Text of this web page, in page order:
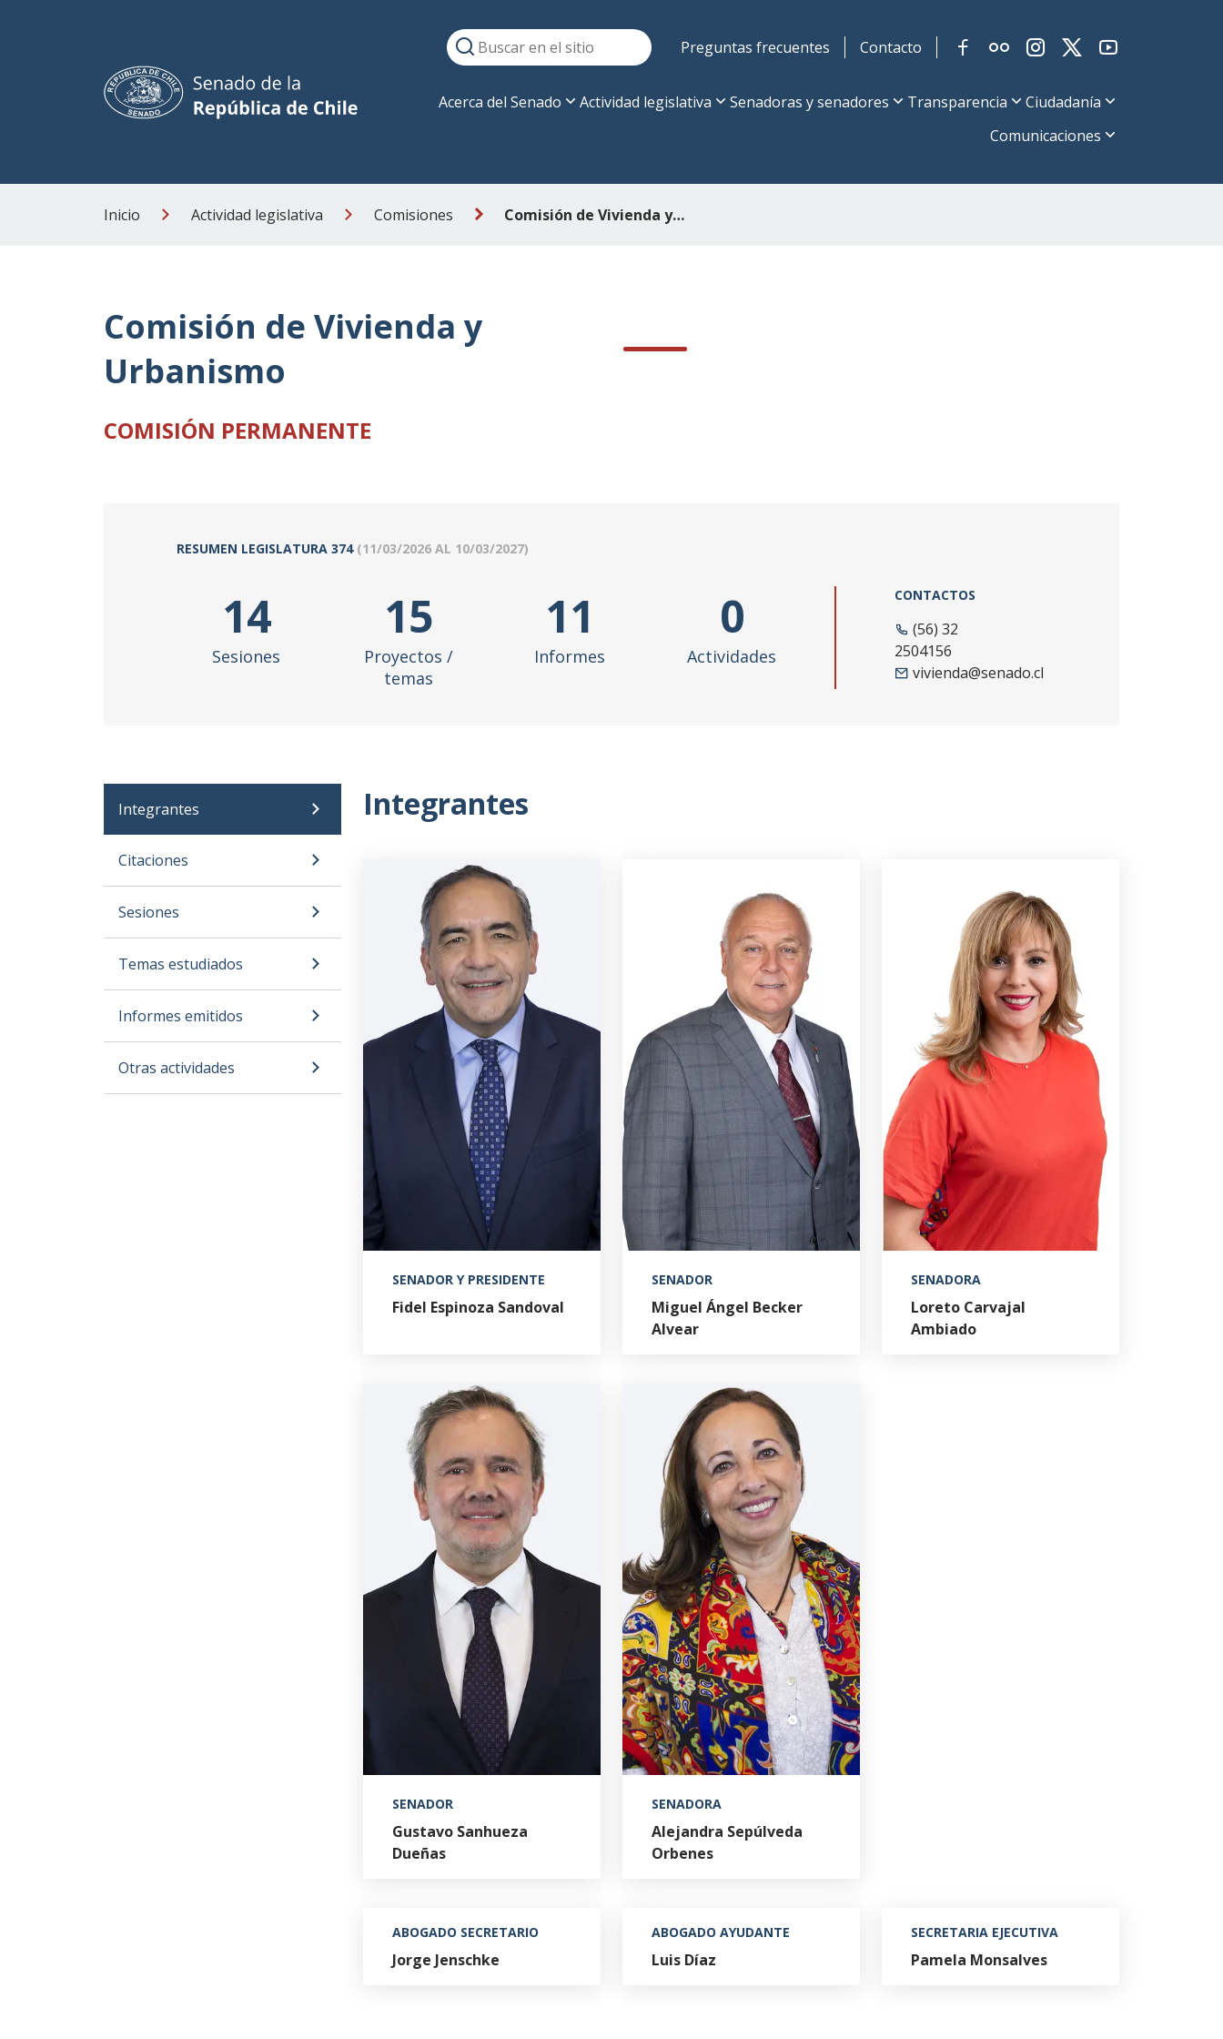
Preguntas frecuentes Contacto
Acerca del Senado Actividad legislativa Senadoras y senadores Transparencia
Ciudadanía
Comunicaciones
Inicio Actividad legislativa Comisiones Comisión de Vivienda y Urbanismo
Comisión de Vivienda y
Urbanismo
COMISIÓN PERMANENTE
RESUMEN LEGISLATURA 374 (11/03/2026 AL 10/03/2027)
14
Sesiones
15
Proyectos /
temas
11
Informes
0
Actividades
CONTACTOS
(56) 32
2504156
vivienda@senado.cl
Integrantes
Citaciones
Sesiones
Temas estudiados
Informes emitidos
Otras actividades
Integrantes
SENADOR Y PRESIDENTE
Fidel Espinoza Sandoval
SENADOR
Miguel Ángel Becker
Alvear
SENADORA
Loreto Carvajal
Ambiado
SENADOR
Gustavo Sanhueza
Dueñas
SENADORA
Alejandra Sepúlveda
Orbenes
ABOGADO SECRETARIO
Jorge Jenschke
ABOGADO AYUDANTE
Luis Díaz
SECRETARIA EJECUTIVA
Pamela Monsalves